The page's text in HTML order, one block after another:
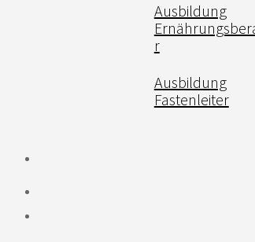
Ausbildung
r
Ausbildung
Fastenleiter